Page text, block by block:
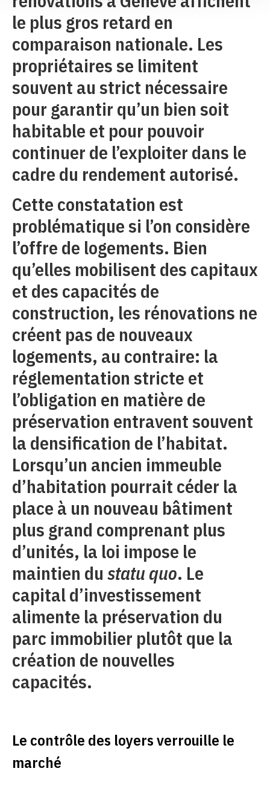
le plus gros retard en
comparaison nationale. Les
propriétaires se limitent
souvent au strict nécessaire
pour garantir qu’un bien soit
habitable et pour pouvoir
continuer de l’exploiter dans le
cadre du rendement autorisé.
Cette constatation est
problématique si l’on considère
l’offre de logements. Bien
qu’elles mobilisent des capitaux
et des capacités de
construction, les rénovations ne
créent pas de nouveaux
logements, au contraire: la
réglementation stricte et
l’obligation en matière de
préservation entravent souvent
la densification de l’habitat.
Lorsqu’un ancien immeuble
d’habitation pourrait céder la
place à un nouveau bâtiment
plus grand comprenant plus
d’unités, la loi impose le
maintien du statu quo. Le
capital d’investissement
alimente la préservation du
parc immobilier plutôt que la
création de nouvelles
capacités.
Le contrôle des loyers verrouille le
marché